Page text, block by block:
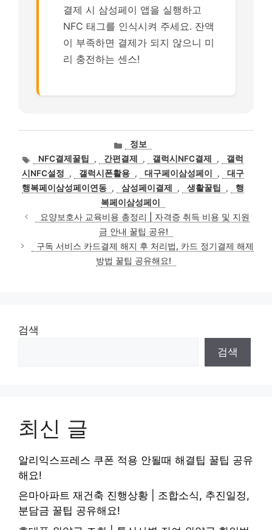
결제 시 삼성페이 앱을 실행하고
NFC 태그를 인식시켜 주세요. 잔액
이 부족하면 결제가 되지 않으니 미
리 충전하는 센스!
카
테
고
리
정보
태
그
NFC결제꿀팁 , 간편결제 , 갤럭시NFC결제 ,
갤럭
시NFC설정
, 갤럭시폰활용 , 대구페이삼성페이 ,
대구
행복페이삼성페이연동 , 삼성페이결제 , 생활꿀팁 ,
행
복페이삼성페이
요양보호사 교육비용 총정리 | 자격증 취득 비용 및 지원
금 안내 꿀팁 공유!
구독 서비스 카드결제 해지 후 처리법, 카드 정기결제 해제
방법 꿀팁 공유해요!
검색
검색
최신 글
알리익스프레스 쿠폰 적용 안될때 해결팁 꿀팁 공유
해요!
은마아파트 재건축 진행상황 | 조합소식, 추진일정,
분담금 꿀팁 공유해요!